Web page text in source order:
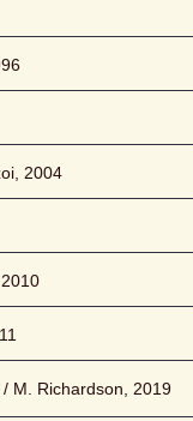
2004
M. Richardson, 2019